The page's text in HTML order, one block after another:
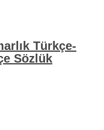
Türkçe-
Sözlük